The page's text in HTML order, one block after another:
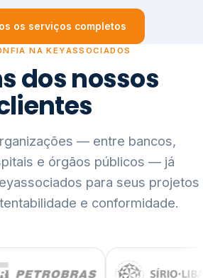
os serviços completos
NA KEYASSOCIADOS
dos nossos
— entre bancos,
e órgãos públicos — já
para seus projetos
e conformidade.